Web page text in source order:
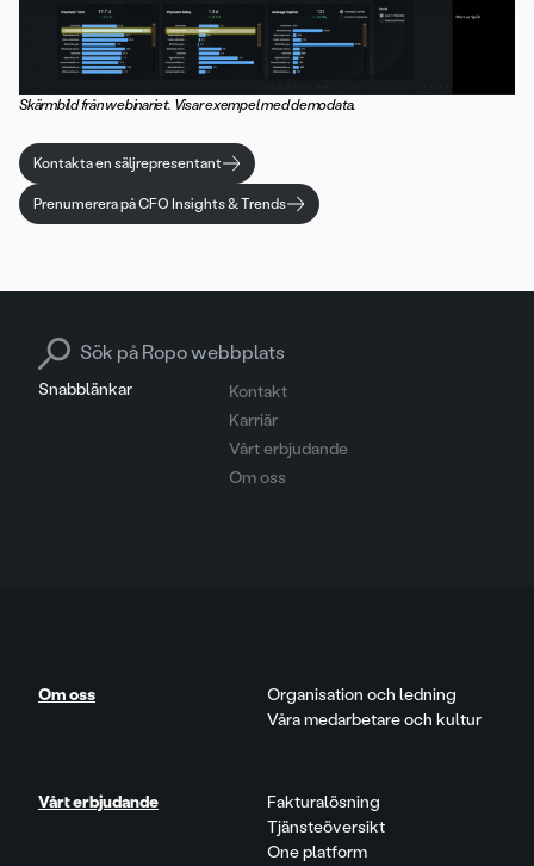
Skärmbild från webinariet. Visar exempel med demodata.
Kontakta en säljrepresentant
Prenumerera på CFO Insights & Trends
Snabblänkar
Kontakt
Karriär
Vårt erbjudande
Om oss
Search for:
Om oss
Organisation och ledning
Våra medarbetare och kultur
Vårt erbjudande
Fakturalösning
Tjänsteöversikt
One platform